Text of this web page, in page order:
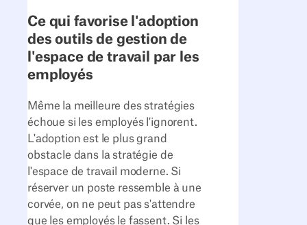
Ce qui favorise l'adoption
des outils de gestion de
l'espace de travail par les
employés
Même la meilleure des stratégies
échoue si les employés l'ignorent.
L'adoption est le plus grand
obstacle dans la stratégie de
l'espace de travail moderne. Si
réserver un poste ressemble à une
corvée, on ne peut pas s'attendre
que les employés le fassent. Si les